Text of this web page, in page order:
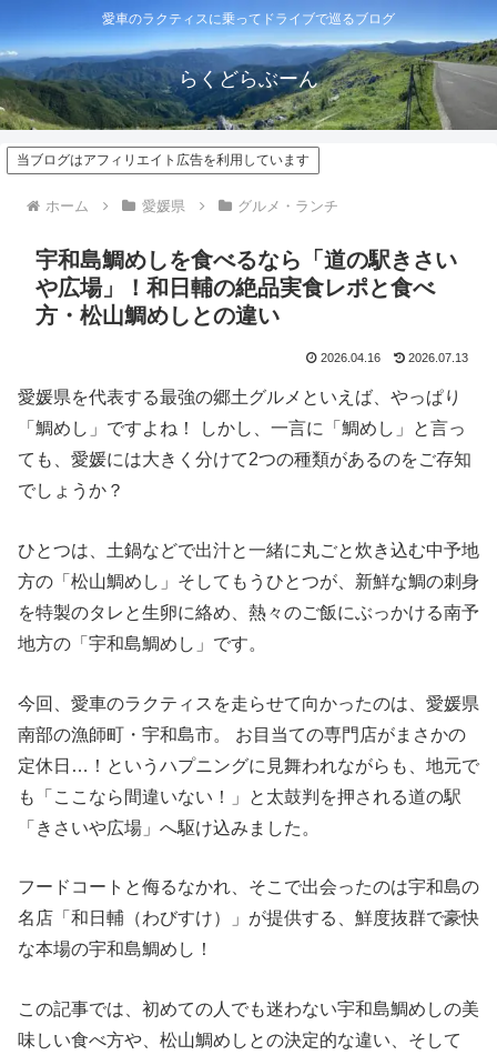
愛車のラクティスに乗ってドライブで巡るブログ
らくどらぶーん
当ブログはアフィリエイト広告を利用しています
ホーム 愛媛県 グルメ・ランチ
宇和島鯛めしを食べるなら「道の駅きさい
や広場」！和日輔の絶品実食レポと食べ
方・松山鯛めしとの違い
2026.04.16 2026.07.13
愛媛県を代表する最強の郷土グルメといえば、やっぱり
「鯛めし」ですよね！ しかし、一言に「鯛めし」と言っ
ても、愛媛には大きく分けて2つの種類があるのをご存知
でしょうか？
ひとつは、土鍋などで出汁と一緒に丸ごと炊き込む中予地
方の「松山鯛めし」そしてもうひとつが、新鮮な鯛の刺身
を特製のタレと生卵に絡め、熱々のご飯にぶっかける南予
地方の「宇和島鯛めし」です。
今回、愛車のラクティスを走らせて向かったのは、愛媛県
南部の漁師町・宇和島市。 お目当ての専門店がまさかの
定休日…！というハプニングに見舞われながらも、地元で
も「ここなら間違いない！」と太鼓判を押される道の駅
「きさいや広場」へ駆け込みました。
フードコートと侮るなかれ、そこで出会ったのは宇和島の
名店「和日輔（わびすけ）」が提供する、鮮度抜群で豪快
な本場の宇和島鯛めし！
この記事では、初めての人でも迷わない宇和島鯛めしの美
味しい食べ方や、松山鯛めしとの決定的な違い、そして